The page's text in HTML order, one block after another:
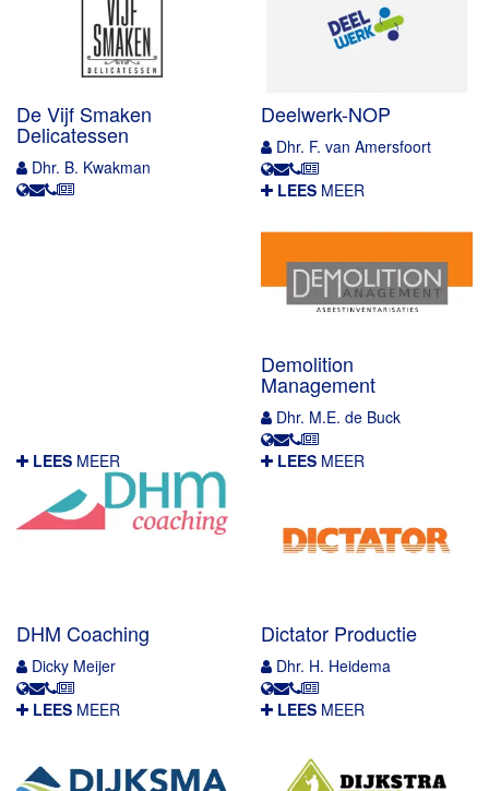
De Vijf Smaken
Delicatessen
Dhr. B. Kwakman
Deelwerk-NOP
Dhr. F. van Amersfoort
LEES MEER
Demolition
Management
Dhr. M.E. de Buck
LEES MEER
DHM Coaching
Dicky Meijer
LEES MEER
Dictator Productie
Dhr. H. Heidema
LEES MEER LEES MEER